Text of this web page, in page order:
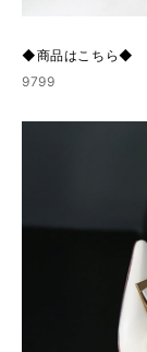
◆商品はこちら◆
9799